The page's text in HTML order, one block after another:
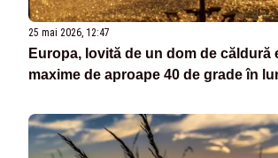
25 mai 2026, 12:47
Europa, lovită de un dom de căldură
maxime de aproape 40 de grade în